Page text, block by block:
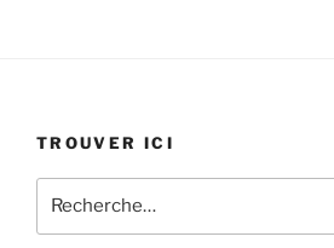
TROUVER ICI
pour